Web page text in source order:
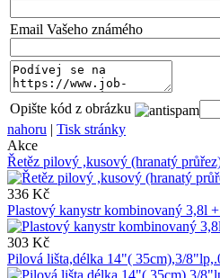
Email Vašeho známého
Opište kód z obrázku
nahoru | Tisk stránky
Akce
Řetěz pilový ,kusový (hranatý
336 Kč
Plastový kanystr kombinovaný 3,8l
303 Kč
Pilová lišta,délka 14"( 35cm),3/